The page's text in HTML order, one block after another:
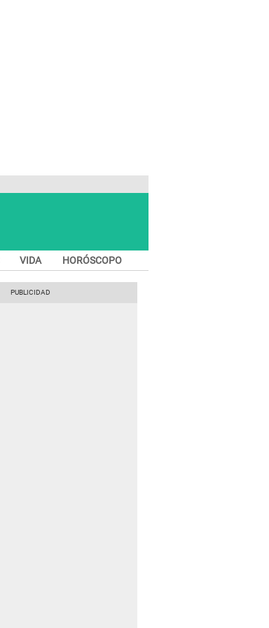
VIDA HORÓSCOPO